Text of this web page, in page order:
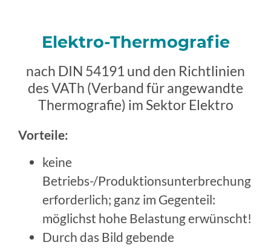
Elektro-Thermografie
nach DIN 54191 und den Richtlinien
des VATh (Verband für angewandte
Thermografie) im Sektor Elektro
Vorteile:
keine
Betriebs-/Produktionsunterbrechung
erforderlich; ganz im Gegenteil:
möglichst hohe Belastung erwünscht!
Durch das Bild gebende